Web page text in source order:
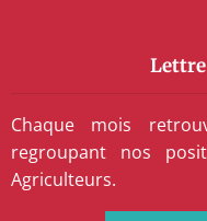
Chaque mois
regroupant nos
Agriculteurs.